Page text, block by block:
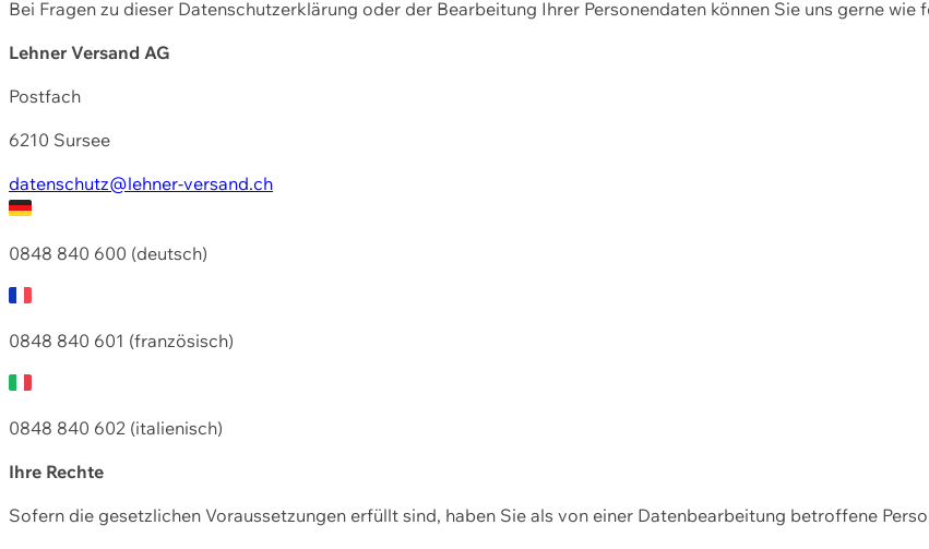
Bei Fragen zu dieser Datenschutzerklärung oder der Bearbeitung Ihrer Personendaten können Sie uns gerne wie
Lehner Versand AG
Postfach
6210 Sursee
datenschutz@lehner-versand.ch
0848 840 600 (deutsch)
0848 840 601 (französisch)
0848 840 602 (italienisch)
Ihre Rechte
Sofern die gesetzlichen Voraussetzungen erfüllt sind, haben Sie als von einer Datenbearbeitung betroffene